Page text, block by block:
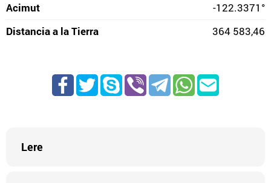
Acimut
-122.3371°
Distancia a la Tierra
364 583,46
Lere